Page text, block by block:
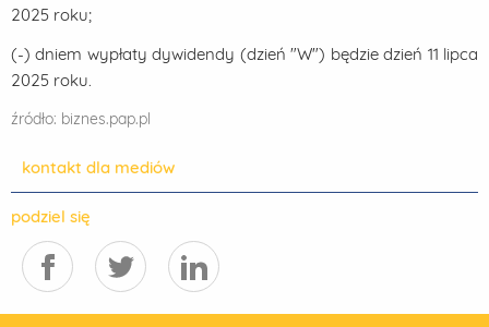
2025 roku;
(-) dniem wypłaty dywidendy (dzień "W") będzie dzień 11 lipca
2025 roku.
źródło: biznes.pap.pl
kontakt dla mediów
podziel się